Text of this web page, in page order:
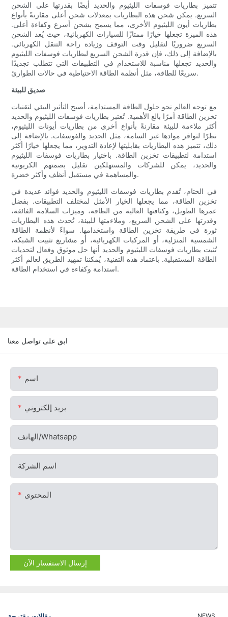
تتميز بطاريات فوسفات الليثيوم والحديد أيضًا بقدرتها على الشحن
السريع. يمكن شحن هذه البطاريات بمعدلات شحن أعلى مقارنةً بأنواع
بطاريات أيون الليثيوم الأخرى، مما يسمح بشحن أسرع وكفاءة أعلى.
هذه الميزة تجعلها خيارًا ممتازًا للسيارات الكهربائية، حيث يُعد الشحن
السريع ضروريًا لتقليل وقت التوقف وزيادة راحة التنقل الكهربائي.
بالإضافة إلى ذلك، فإن قدرة الشحن السريع لبطاريات فوسفات الليثيوم
والحديد تجعلها مناسبة للاستخدام في التطبيقات التي تتطلب تجديدًا
سريعًا للطاقة، مثل أنظمة الطاقة الاحتياطية في حالات الطوارئ.
صديق للبيئة
مع توجه العالم نحو حلول الطاقة المستدامة، أصبح التأثير البيئي لتقنيات
تخزين الطاقة أمرًا بالغ الأهمية. تُعتبر بطاريات فوسفات الليثيوم والحديد
أكثر ملاءمة للبيئة مقارنةً بأنواع أخرى من بطاريات أيونات الليثيوم،
نظرًا لتوافر موادها غير السامة، مثل الحديد والفوسفات. بالإضافة إلى
ذلك، تتميز هذه البطاريات بقابليتها لإعادة التدوير، مما يجعلها خيارًا أكثر
استدامة لتطبيقات تخزين الطاقة. باختيار بطاريات فوسفات الليثيوم
والحديد، يمكن للشركات والمستهلكين تقليل بصمتهم الكربونية
والمساهمة في مستقبل أنظف وأكثر خضرة.
في الختام، تُقدم بطاريات فوسفات الليثيوم والحديد فوائد عديدة في
تخزين الطاقة، مما يجعلها الخيار الأمثل لمختلف التطبيقات. بفضل
عمرها الطويل، وكثافتها العالية من الطاقة، وميزات السلامة الفائقة،
وقدرتها على الشحن السريع، وملاءمتها للبيئة، تُحدث هذه البطاريات
ثورة في طريقة تخزين الطاقة واستخدامها. سواءً لأنظمة الطاقة
الشمسية المنزلية، أو المركبات الكهربائية، أو مشاريع تثبيت الشبكة،
تُثبت بطاريات فوسفات الليثيوم والحديد أنها حل موثوق وفعال لتحديات
الطاقة المستقبلية. باعتماد هذه التقنية، يُمكننا تمهيد الطريق لعالم أكثر
استدامة وكفاءة في استخدام الطاقة.
ابق على تواصل معنا
اسم
بريد إلكتروني
الهاتف/whatsapp
اسم الشركة
المحتوى
إرسال الاستفسار الآن